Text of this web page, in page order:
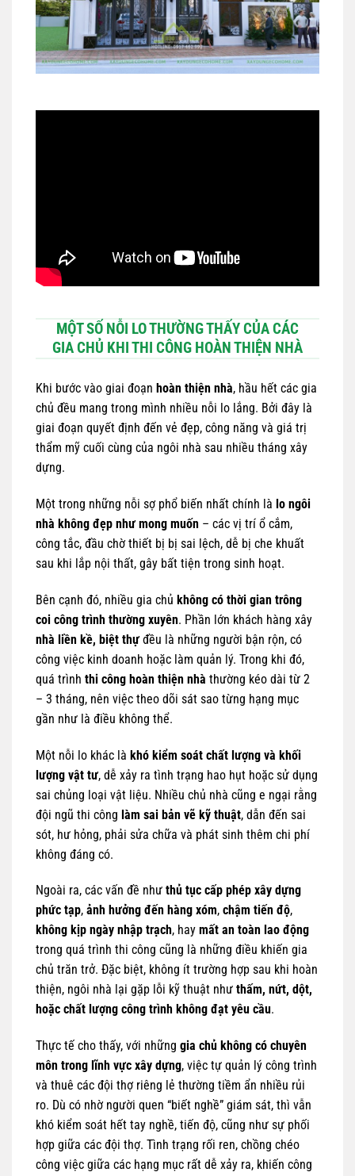
MỘT SỐ NỖI LO THƯỜNG THẤY CỦA CÁC
GIA CHỦ KHI THI CÔNG HOÀN THIỆN NHÀ
Khi bước vào giai đoạn hoàn thiện nhà, hầu hết các gia
chủ đều mang trong mình nhiều nỗi lo lắng. Bởi đây là
giai đoạn quyết định đến vẻ đẹp, công năng và giá trị
thẩm mỹ cuối cùng của ngôi nhà sau nhiều tháng xây
dựng.
Một trong những nỗi sợ phổ biến nhất chính là lo ngôi
nhà không đẹp như mong muốn – các vị trí ổ cắm,
công tắc, đầu chờ thiết bị bị sai lệch, dễ bị che khuất
sau khi lắp nội thất, gây bất tiện trong sinh hoạt.
Bên cạnh đó, nhiều gia chủ không có thời gian trông
coi công trình thường xuyên. Phần lớn khách hàng xây
nhà liền kề, biệt thự đều là những người bận rộn, có
công việc kinh doanh hoặc làm quản lý. Trong khi đó,
quá trình thi công hoàn thiện nhà thường kéo dài từ 2
– 3 tháng, nên việc theo dõi sát sao từng hạng mục
gần như là điều không thể.
Một nỗi lo khác là khó kiểm soát chất lượng và khối
lượng vật tư, dễ xảy ra tình trạng hao hụt hoặc sử dụng
sai chủng loại vật liệu. Nhiều chủ nhà cũng e ngại rằng
đội ngũ thi công làm sai bản vẽ kỹ thuật, dẫn đến sai
sót, hư hỏng, phải sửa chữa và phát sinh thêm chi phí
không đáng có.
Ngoài ra, các vấn đề như thủ tục cấp phép xây dựng
phức tạp, ảnh hưởng đến hàng xóm, chậm tiến độ,
không kịp ngày nhập trạch, hay mất an toàn lao động
trong quá trình thi công cũng là những điều khiến gia
chủ trăn trở. Đặc biệt, không ít trường hợp sau khi hoàn
thiện, ngôi nhà lại gặp lỗi kỹ thuật như thấm, nứt, dột,
hoặc chất lượng công trình không đạt yêu cầu.
Thực tế cho thấy, với những gia chủ không có chuyên
môn trong lĩnh vực xây dựng, việc tự quản lý công trình
và thuê các đội thợ riêng lẻ thường tiềm ẩn nhiều rủi
ro. Dù có nhờ người quen “biết nghề” giám sát, thì vẫn
khó kiểm soát hết tay nghề, tiến độ, cũng như sự phối
hợp giữa các đội thợ. Tình trạng rối ren, chồng chéo
công việc giữa các hạng mục rất dễ xảy ra, khiến công